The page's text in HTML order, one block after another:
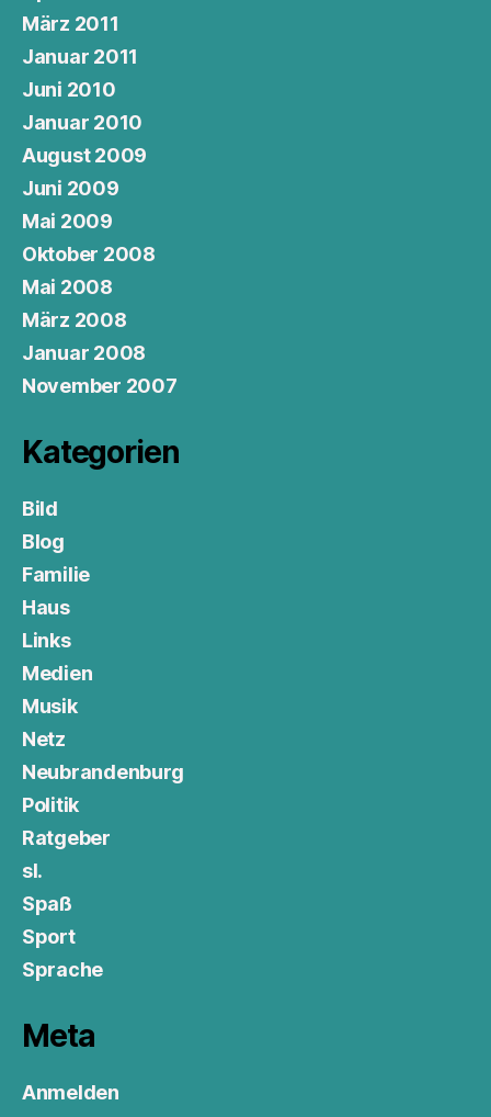
März 2011
Januar 2011
Juni 2010
Januar 2010
August 2009
Juni 2009
Mai 2009
Oktober 2008
Mai 2008
März 2008
Januar 2008
November 2007
Kategorien
Bild
Blog
Familie
Haus
Links
Medien
Musik
Netz
Neubrandenburg
Politik
Ratgeber
sl.
Spaß
Sport
Sprache
Meta
Anmelden